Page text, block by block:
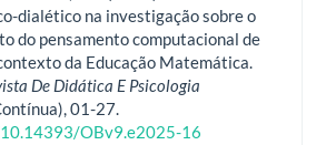
dialético na investigação sobre o
do pensamento computacional de
da Educação Matemática.
De Didática E Psicologia
01-27.
OBv9.e2025-16